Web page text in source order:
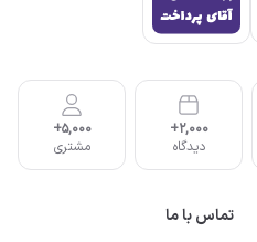
2,000+
دیدگاه
5,000+
مشتری
تماس با ما